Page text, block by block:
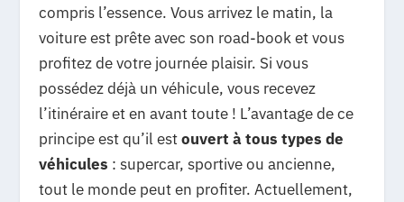
compris l’essence. Vous arrivez le matin, la
voiture est prête avec son road-book et vous
profitez de votre journée plaisir. Si vous
possédez déjà un véhicule, vous recevez
l’itinéraire et en avant toute ! L’avantage de ce
principe est qu’il estouvert à tous types de
véhicules : supercar, sportive ou ancienne,
tout le monde peut en profiter. Actuellement,